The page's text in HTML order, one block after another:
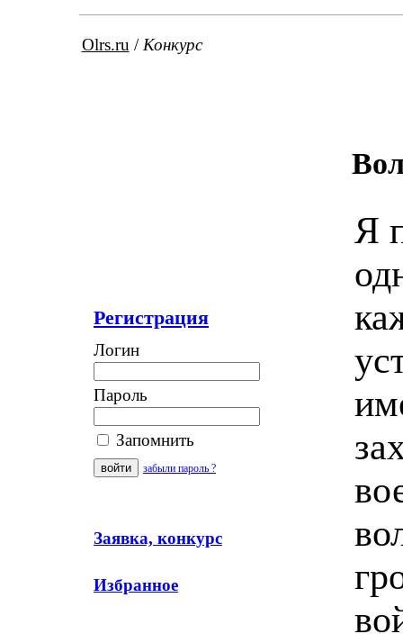
Olrs.ru / Конкурс
Регистрация
Логин
Пароль
Запомнить
забыли пароль ?
Заявка, конкурс
Избранное
Я